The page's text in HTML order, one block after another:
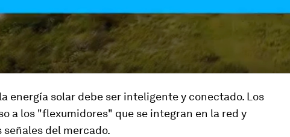
energía solar debe ser inteligente y conectado. Los
a los "flexumidores" que se integran en la red y
del mercado.